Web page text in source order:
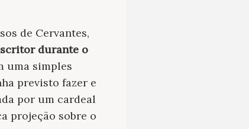
de Cervantes,
durante o
uma simples
previsto fazer e
por um cardeal
projeção sobre o